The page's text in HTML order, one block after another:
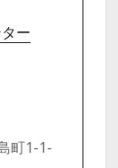
ー
町1-1-